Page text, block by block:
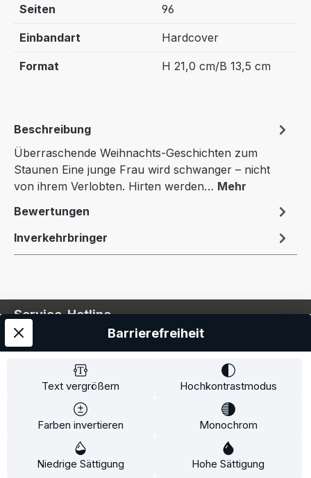
Seiten 96
Einbandart Hardcover
Format H 21,0 cm/B 13,5 cm
Beschreibung
Überraschende Weihnachts-Geschichten zum
Staunen Eine junge Frau wird schwanger – nicht
von ihrem Verlobten. Hirten werden… Mehr
Bewertungen
Inverkehrbringer
Service-Hotline
Service
Information
* Alle Preise inkl. gesetzl. Mehrwertsteuer zzgl.
Text vergrößern Hochkontrastmodus
Farben invertieren Monochrom
Niedrige Sättigung Hohe Sättigung
Barrierefreiheit